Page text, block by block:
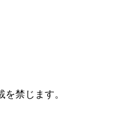
を禁じます。